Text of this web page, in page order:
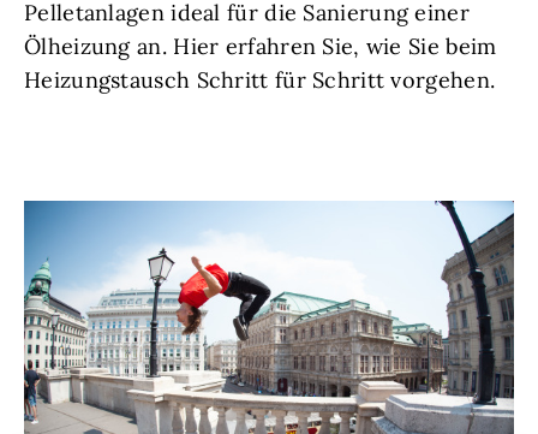
Pelletanlagen ideal für die Sanierung einer
Ölheizung an. Hier erfahren Sie, wie Sie beim
Heizungstausch Schritt für Schritt vorgehen.